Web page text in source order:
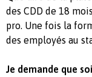
des CDD de 18
pro. Une fois la
des employés au
Je demande que